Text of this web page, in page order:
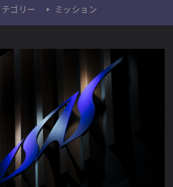
テゴリー ミッション